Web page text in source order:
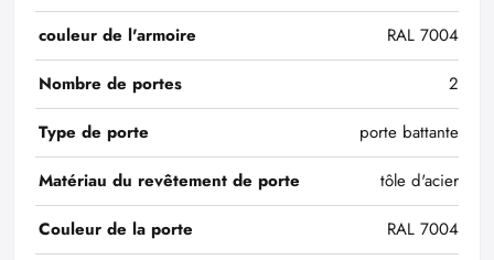
couleur de l'armoire
RAL 7004
Nombre de portes
2
Type de porte
porte battante
Matériau du revêtement de porte
tôle d'acier
Couleur de la porte
RAL 7004